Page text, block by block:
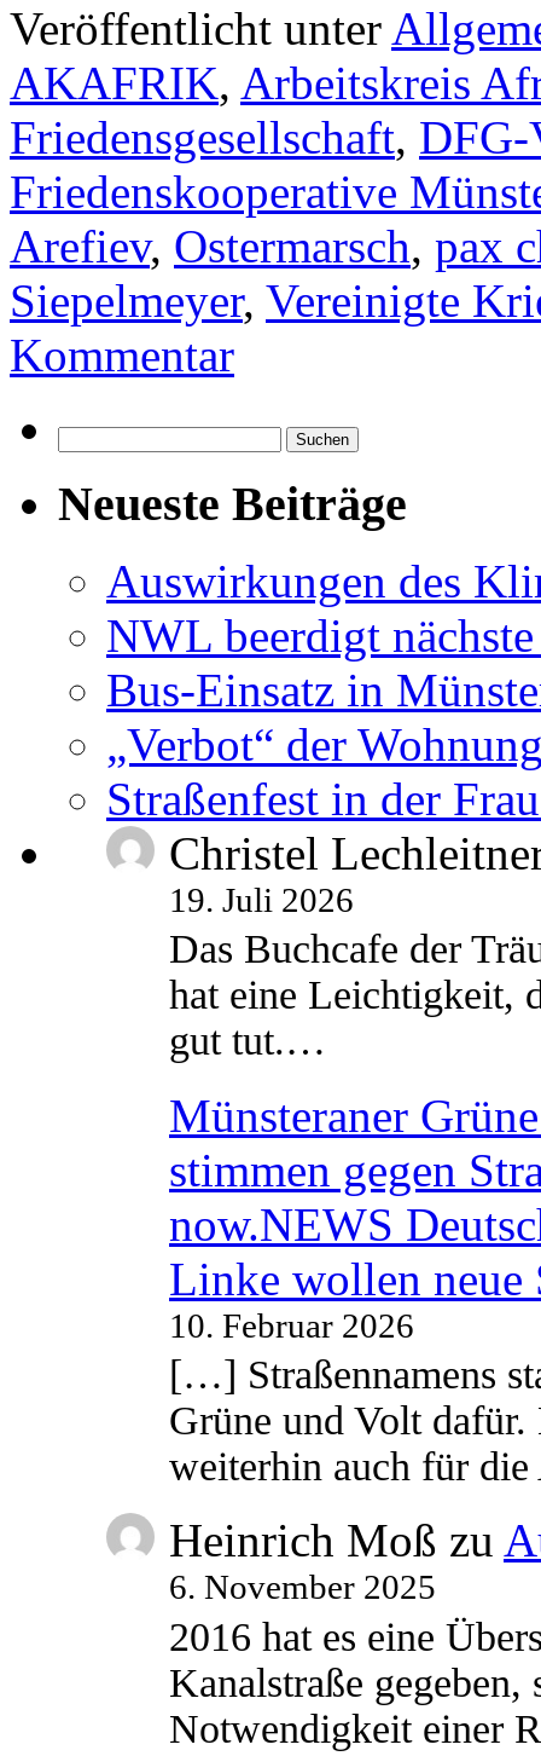
Veröffentlicht unter
AKAFRIK, Arbeitskreis
Friedensgesellschaft,
Friedenskooperative
Arefiev, Ostermarsch, pax
Siepelmeyer, Vereinigte
Kommentar
nach:
Neueste Beiträge
Auswirkungen des
NWL beerdigt
Bus-Einsatz in
„Verbot“ der
Straßenfest in der
Christel
19. Juli 2026
Das Buchcafe der
hat eine Leichtigkeit,
gut tut.…
Münsteraner
stimmen gegen
now.NEWS
Linke wollen neue
10. Februar 2026
[…] Straßennamens
Grüne und Volt
weiterhin auch für
Heinrich Moß zu
6. November 2025
2016 hat es eine
Kanalstraße
Notwendigkeit einer